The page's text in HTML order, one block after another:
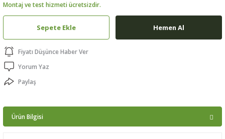
Montaj ve test hizmeti ücretsizdir.
Sepete Ekle Hemen Al
Fiyatı Düşünce Haber Ver
Yorum Yaz
Paylaş
Ürün Bilgisi